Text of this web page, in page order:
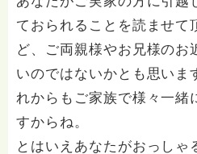
ておられることを読ませて
ど、ご両親様やお兄様のお
いのではないかとも思いま
れからもご家族で様々一緒
すからね。
とはいえあなたがおっしゃ